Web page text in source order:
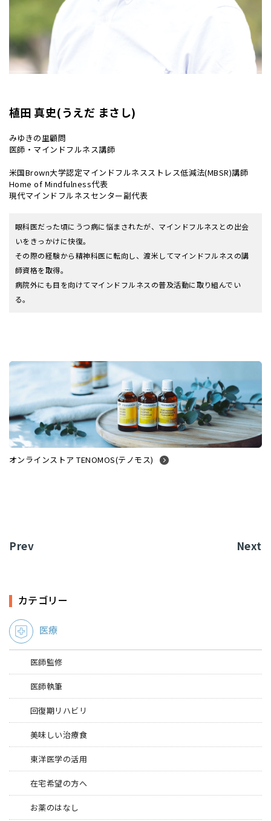
植田 真史(うえだ まさし)
みゆきの里顧問
医師・マインドフルネス講師
米国Brown大学認定マインドフルネスストレス低減法(MBSR)講師
Home of Mindfulness代表
現代マインドフルネスセンター副代表
眼科医だった頃にうつ病に悩まされたが、マインドフルネスとの出会
いをきっかけに快復。
その際の経験から精神科医に転向し、渡米してマインドフルネスの講
師資格を取得。
病院外にも目を向けてマインドフルネスの普及活動に取り組んでい
る。
オンラインストア TENOMOS(テノモス)
Prev Next
カテゴリー
医療
医師監修
医師執筆
回復期リハビリ
美味しい治療食
東洋医学の活用
在宅希望の方へ
お薬のはなし